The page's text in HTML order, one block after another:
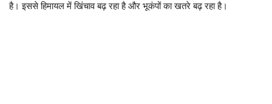
है। इससे हिमायल में खिंचाव बढ़ रहा है और भूकंपों का खतरे बढ़ रहा है।